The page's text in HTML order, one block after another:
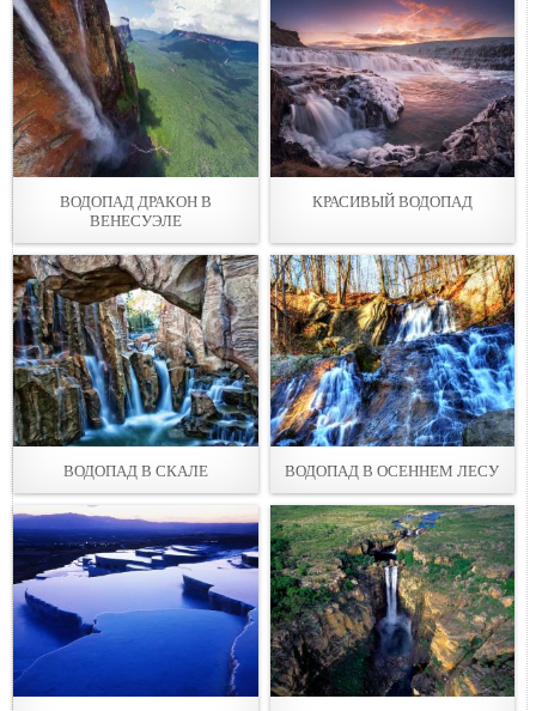
ВОДОПАД ДРАКОН В
ВЕНЕСУЭЛЕ
КРАСИВЫЙ ВОДОПАД
ВОДОПАД В СКАЛЕ ВОДОПАД В ОСЕННЕМ ЛЕСУ